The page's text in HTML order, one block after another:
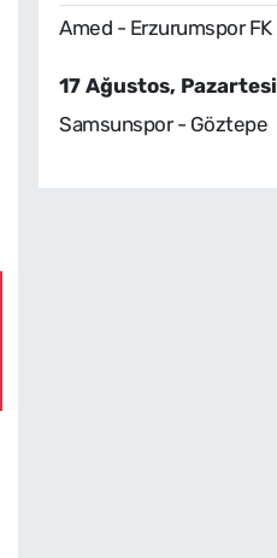
Amed - Erzurumspor FK
17 Ağustos, Pazartesi
Samsunspor - Göztepe